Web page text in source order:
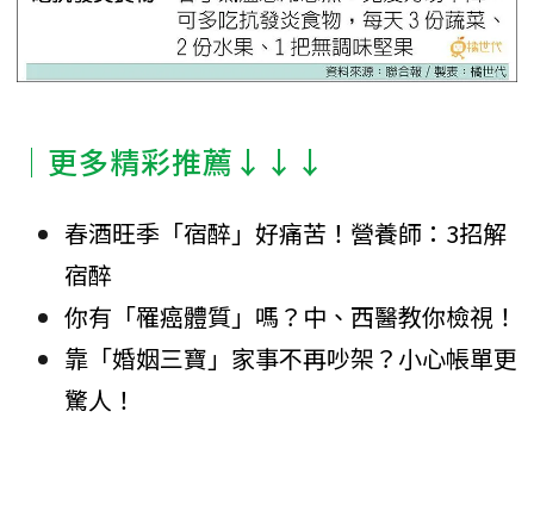
│更多精彩推薦↓↓↓
春酒旺季「宿醉」好痛苦！營養師：3招解
宿醉
你有「罹癌體質」嗎？中、西醫教你檢視！
靠「婚姻三寶」家事不再吵架？小心帳單更
驚人！